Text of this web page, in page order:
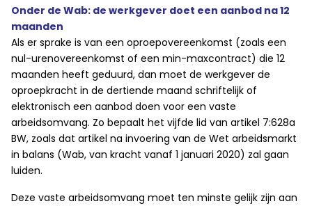
Onder de Wab: de werkgever doet een aanbod na 12
maanden
Als er sprake is van een oproepovereenkomst (zoals een
nul-urenovereenkomst of een min-maxcontract) die 12
maanden heeft geduurd, dan moet de werkgever de
oproepkracht in de dertiende maand schriftelijk of
elektronisch een aanbod doen voor een vaste
arbeidsomvang. Zo bepaalt het vijfde lid van artikel 7:628a
BW, zoals dat artikel na invoering van de Wet arbeidsmarkt
in balans (Wab, van kracht vanaf 1 januari 2020) zal gaan
luiden.
Deze vaste arbeidsomvang moet ten minste gelijk zijn aan